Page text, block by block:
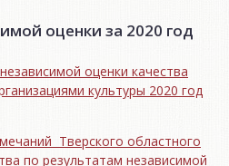
оценки за 2020 год
оценки качества
культуры 2020 год
Тверского областного
по результатам независимой